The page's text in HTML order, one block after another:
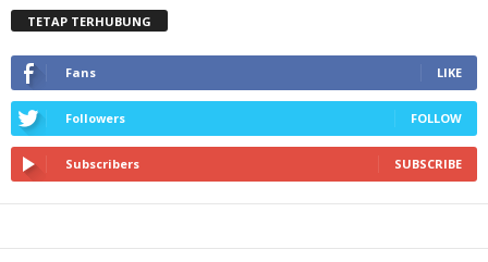
TETAP TERHUBUNG
Fans LIKE
Followers FOLLOW
Subscribers SUBSCRIBE